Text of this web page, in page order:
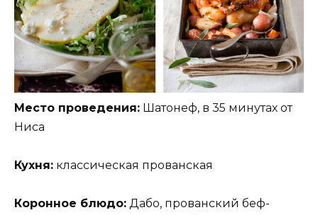
Место проведения: Шатонеф, в 35 минутах от
Ниса
Кухня: классическая прованская
Коронное блюдо: Дабо, прованский беф-